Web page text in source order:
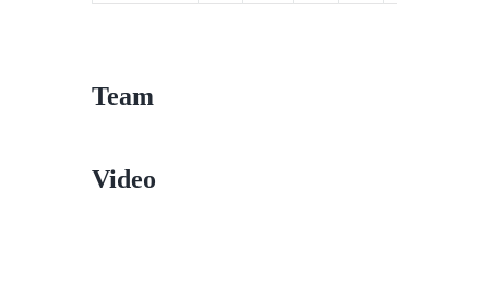
Team
Video